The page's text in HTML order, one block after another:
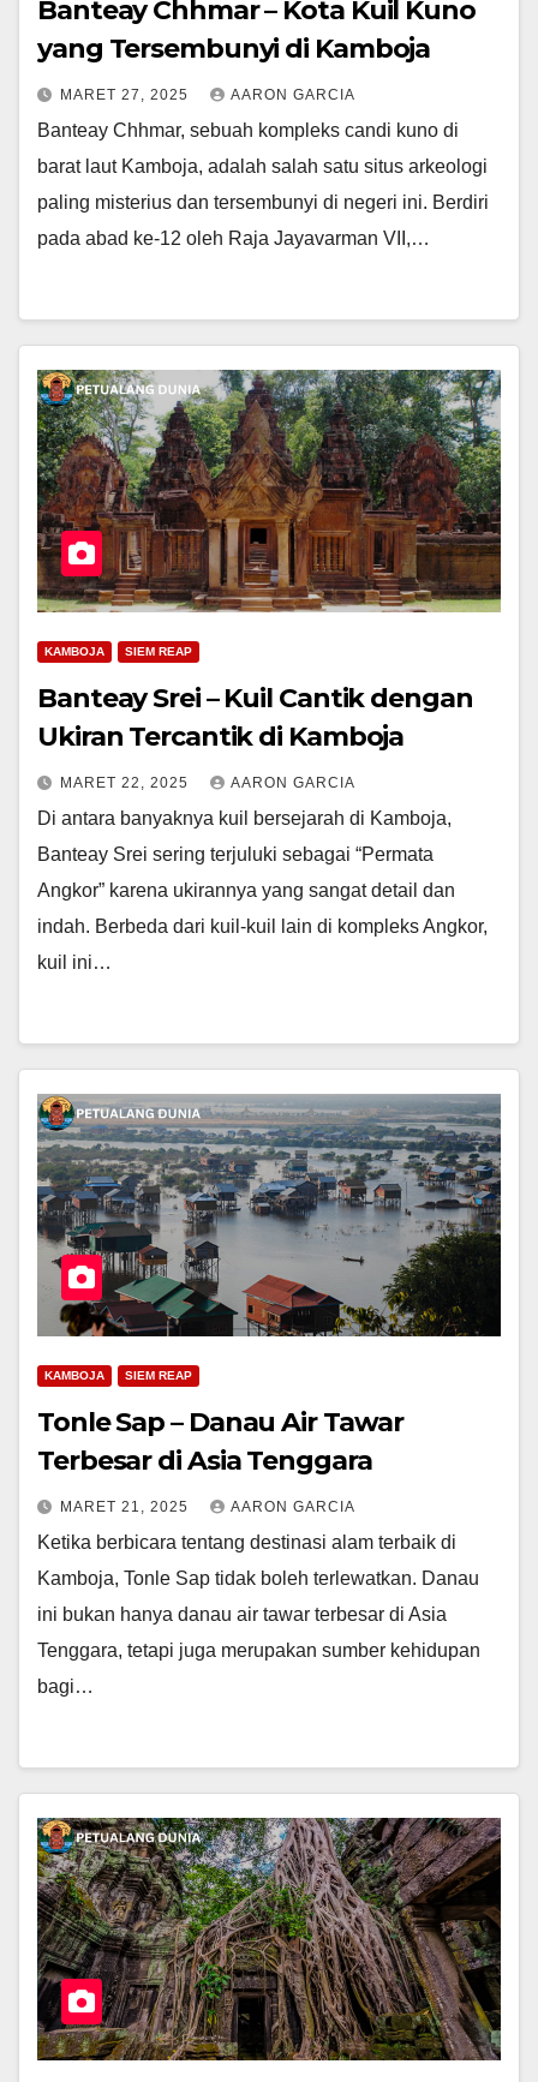
Banteay Chhmar – Kota Kuil Kuno
yang Tersembunyi di Kamboja
MARET 27, 2025 AARON GARCIA
Banteay Chhmar, sebuah kompleks candi kuno di
barat laut Kamboja, adalah salah satu situs arkeologi
paling misterius dan tersembunyi di negeri ini. Berdiri
pada abad ke-12 oleh Raja Jayavarman VII,…
KAMBOJA SIEM REAP
Banteay Srei – Kuil Cantik dengan
Ukiran Tercantik di Kamboja
MARET 22, 2025 AARON GARCIA
Di antara banyaknya kuil bersejarah di Kamboja,
Banteay Srei sering terjuluki sebagai “Permata
Angkor” karena ukirannya yang sangat detail dan
indah. Berbeda dari kuil-kuil lain di kompleks Angkor,
kuil ini…
KAMBOJA SIEM REAP
Tonle Sap – Danau Air Tawar
Terbesar di Asia Tenggara
MARET 21, 2025 AARON GARCIA
Ketika berbicara tentang destinasi alam terbaik di
Kamboja, Tonle Sap tidak boleh terlewatkan. Danau
ini bukan hanya danau air tawar terbesar di Asia
Tenggara, tetapi juga merupakan sumber kehidupan
bagi…